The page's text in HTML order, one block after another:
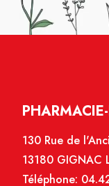
130 Rue de
13180 GIGNAC
Téléphone: